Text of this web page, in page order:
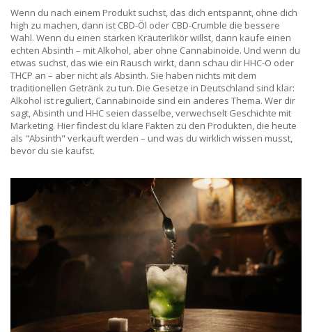
Wenn du nach einem Produkt suchst, das dich entspannt, ohne dich
high zu machen, dann ist CBD-Öl oder CBD-Crumble die bessere
Wahl. Wenn du einen starken Kräuterlikör willst, dann kaufe einen
echten Absinth – mit Alkohol, aber ohne Cannabinoide. Und wenn du
etwas suchst, das wie ein Rausch wirkt, dann schau dir HHC-O oder
THCP an – aber nicht als Absinth. Sie haben nichts mit dem
traditionellen Getränk zu tun. Die Gesetze in Deutschland sind klar:
Alkohol ist reguliert, Cannabinoide sind ein anderes Thema. Wer dir
sagt, Absinth und HHC seien dasselbe, verwechselt Geschichte mit
Marketing. Hier findest du klare Fakten zu den Produkten, die heute
als "Absinth" verkauft werden – und was du wirklich wissen musst,
bevor du sie kaufst.